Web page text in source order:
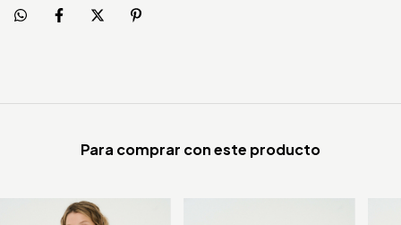
Para comprar con este producto